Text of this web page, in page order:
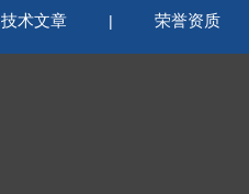
技术文章 | 荣誉资质